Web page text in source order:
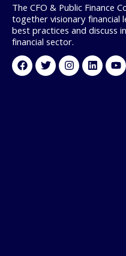
The CFO & Public Finance
together visionary financial
best practices and discuss
financial sector.
Facebook
TwitterInstagram
Linkedin